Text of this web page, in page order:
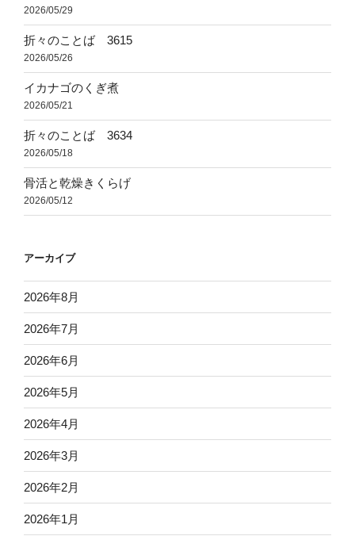
2026/05/29
折々のことば 3615
2026/05/26
イカナゴのくぎ煮
2026/05/21
折々のことば 3634
2026/05/18
骨活と乾燥きくらげ
2026/05/12
アーカイブ
2026年8月
2026年7月
2026年6月
2026年5月
2026年4月
2026年3月
2026年2月
2026年1月